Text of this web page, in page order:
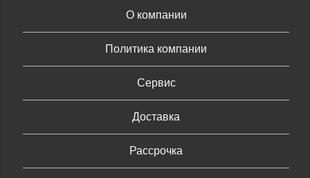
О компании
Политика компании
Сервис
Доставка
Рассрочка